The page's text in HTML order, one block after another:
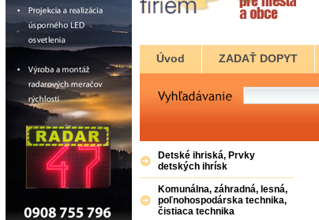
Úvod ZADAŤ DOPYT
Detské ihriská, Prvky
detských ihrísk
Komunálna, záhradná, lesná,
poľnohospodárska technika,
čistiaca technika